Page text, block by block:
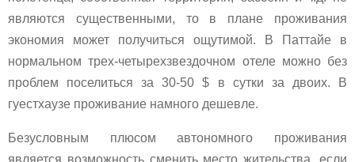
являются существенными, то в плане проживания
экономия может получиться ощутимой. В Паттайе в
нормальном трех-четырехзвездочном отеле можно без
проблем поселиться за 30-50 $ в сутки за двоих. В
гуестхаузе проживание намного дешевле.
Безусловным плюсом автономного проживания
является возможность сменить место жительства, если